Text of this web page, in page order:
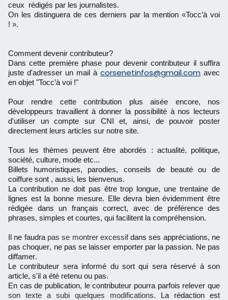
ceux rédigés par les journalistes.
On les distinguera de ces derniers par la mention «Tocc’à voi
! ».
Comment devenir contributeur?
Dans cette première phase pour devenir contributeur il suffira
juste d'adresser un mail à corsenetinfos@gmail.com avec
en objet "Tocc’à voi !"
Pour rendre cette contribution plus aisée encore, nos
développeurs travaillent à donner la possibilité à nos lecteurs
d'utiliser un compte sur CNI et, ainsi, de pouvoir poster
directement leurs articles sur notre site.
Tous les thèmes peuvent être abordés : actualité, politique,
société, culture, mode etc...
Billets humoristiques, parodies, conseils de beauté ou de
coiffure sont , aussi, les bienvenus.
La contribution ne doit pas être trop longue, une trentaine de
lignes est la bonne mesure. Elle devra bien évidemment être
rédigée dans un français correct, avec de préférence des
phrases, simples et courtes, qui facilitent la compréhension.
Il ne faudra pas se montrer excessifdans ses appréciations, ne
pas choquer, ne pas se laisser emporter par la passion. Ne pas
diffamer.
Le contributeur sera informé du sort qui sera réservé à son
article, s'il a été retenu ou pas.
En cas de publication, le contributeur pourra parfois relever que
son texte a subi quelques modifications. La rédaction est